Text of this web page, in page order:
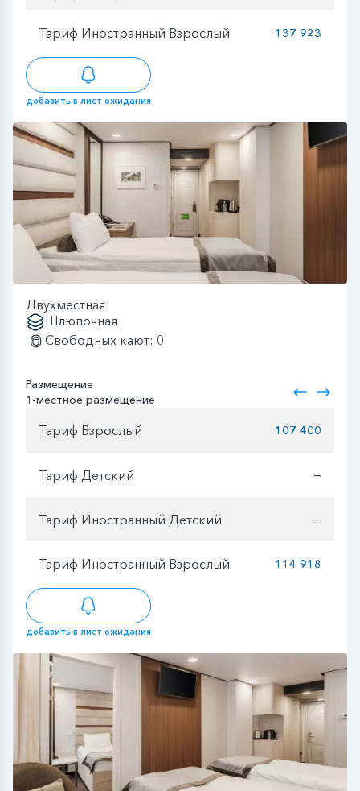
Тариф Иностранный Взрослый 137 923
добавить в лист ожидания
Двухместная
Шлюпочная
Свободных кают: 0
Размещение
1-местное размещение
Тариф Взрослый 107 400
Тариф Детский —
Тариф Иностранный Детский —
Тариф Иностранный Взрослый 114 918
добавить в лист ожидания